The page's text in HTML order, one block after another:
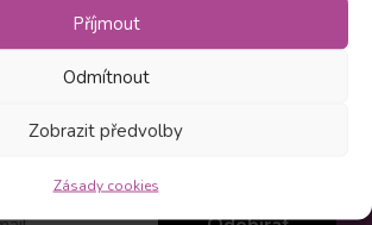
Příjmout
Odmítnout
Zobrazit předvolby
Zásady cookies
v obraze
a mějte přehled o všech našich